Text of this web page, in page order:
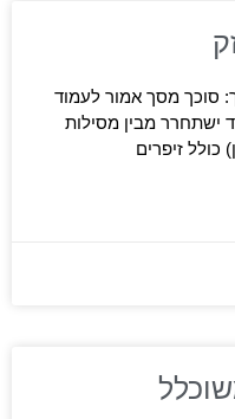
סוכך מסך אמור לעמוד
ישתחרר מבין מסילות
כולל זיפרים